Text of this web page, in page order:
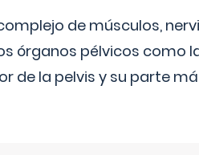
de músculos,
órganos pélvicos como
de la pelvis y su parte